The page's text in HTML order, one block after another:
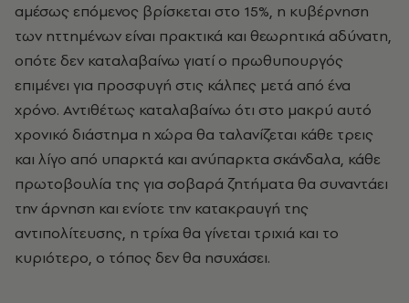
αμέσως επόμενος βρίσκεται στο 15%, η κυβέρνηση
των ηττημένων είναι πρακτικά και θεωρητικά αδύνατη,
οπότε δεν καταλαβαίνω γιατί ο πρωθυπουργός
επιμένει για προσφυγή στις κάλπες μετά από ένα
χρόνο. Αντιθέτως καταλαβαίνω ότι στο μακρύ αυτό
χρονικό διάστημα η χώρα θα ταλανίζεται κάθε τρεις
και λίγο από υπαρκτά και ανύπαρκτα σκάνδαλα, κάθε
πρωτοβουλία της για σοβαρά ζητήματα θα συναντάει
την άρνηση και ενίοτε την κατακραυγή της
αντιπολίτευσης, η τρίχα θα γίνεται τριχιά και το
κυριότερο, ο τόπος δεν θα ησυχάσει.